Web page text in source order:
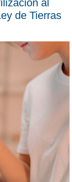
al
de Tierras